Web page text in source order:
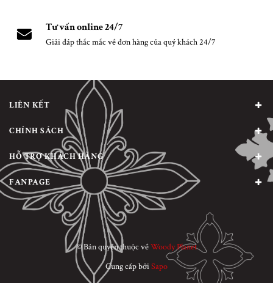
Tư vấn online 24/7
Giải đáp thắc mắc về đơn hàng của quý khách 24/7
LIÊN KẾT
CHÍNH SÁCH
HỖ TRỢ KHÁCH HÀNG
FANPAGE
© Bản quyền thuộc vềWoody Planet
Cung cấp bởiSapo